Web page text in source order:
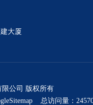
大厦
公司 版权所有
总访问量：